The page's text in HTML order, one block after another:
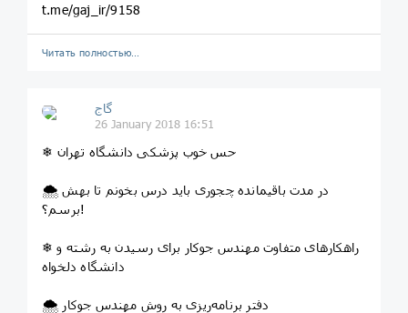
t.me/gaj_ir/9158
Читать полностью…
گاج
26 January 2018 16:51
⁣❄ حس خوب پزشکی دانشگاه تهران
🌨 در مدت باقیمانده چجوری باید درس بخونم تا بهش
برسم؟!
❄ راهکارهای متفاوت مهندس جوکار برای رسیدن به رشته و
دانشگاه دلخواه
🌨 دفتر برنامه‌ریزی به روش مهندس جوکار